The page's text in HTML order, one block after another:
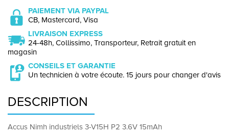
PAIEMENT VIA PAYPAL
CB, Mastercard, Visa
LIVRAISON EXPRESS
24-48h, Collissimo, Transporteur, Retrait gratuit en
magasin
CONSEILS ET GARANTIE
Un technicien à votre écoute. 15 jours pour changer d'avis
DESCRIPTION
Accus Nimh industriels 3-V15H P2 3.6V 15mAh